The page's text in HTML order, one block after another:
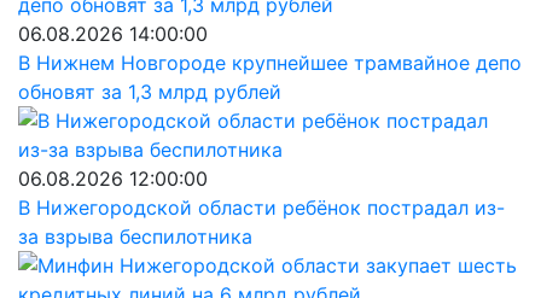
06.08.2026 14:00:00
В Нижнем Новгороде крупнейшее трамвайное депо
обновят за 1,3 млрд рублей
06.08.2026 12:00:00
В Нижегородской области ребёнок пострадал из-
за взрыва беспилотника